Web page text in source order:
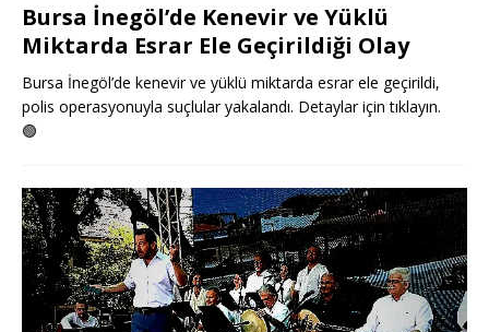
Bursa İnegöl’de Kenevir ve Yüklü
Miktarda Esrar Ele Geçirildiği Olay
Bursa İnegöl’de kenevir ve yüklü miktarda esrar ele geçirildi,
polis operasyonuyla suçlular yakalandı. Detaylar için tıklayın.
🟢